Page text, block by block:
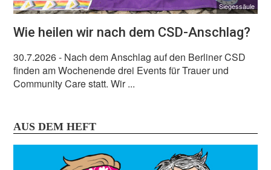
Siegessäule
Wie heilen wir nach dem CSD-Anschlag?
30.7.2026- Nach dem Anschlag auf den Berliner CSD
finden am Wochenende drei Events für Trauer und
Community Care statt. Wir ...
AUS DEM HEFT